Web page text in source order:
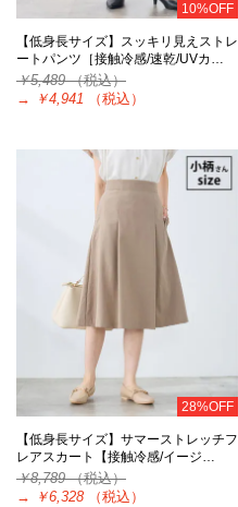
10%OFF
【低身長サイズ】スッキリ見えストレ
ートパンツ［接触冷感/速乾/UVカ…
￥5,489（税込）
→
￥4,941 （税込）
28%OFF
【低身長サイズ】サマーストレッチフ
レアスカート【接触冷感/イージ…
￥8,789（税込）
→
￥6,328 （税込）